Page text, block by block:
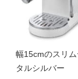
幅15cmのスリ
タルシルバー